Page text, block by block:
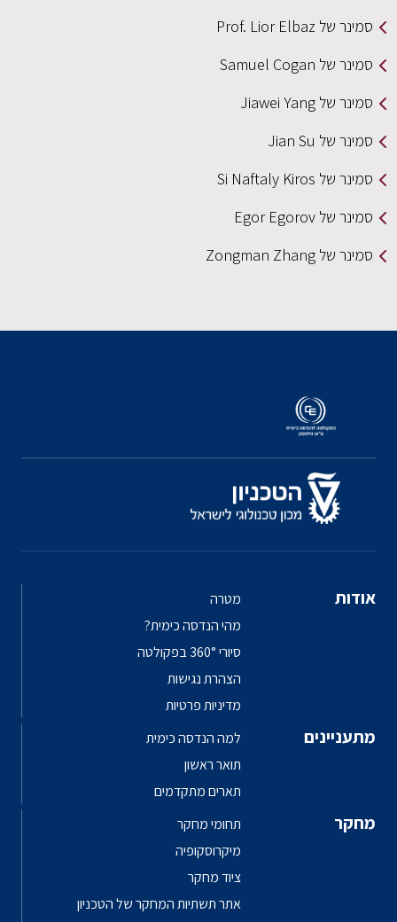
סמינר של Prof. Lior Elbaz
סמינר של Samuel Cogan
סמינר של Jiawei Yang
סמינר של Jian Su
סמינר של Si Naftaly Kiros
סמינר של Egor Egorov
סמינר של Zongman Zhang
אודות
מטרה
מהי הנדסה כימית?
סיורי 360° בפקולטה
הצהרת נגישות
מדיניות פרטיות
מתעניינים
למה הנדסה כימית
תואר ראשון
תארים מתקדמים
מחקר
תחומי מחקר
מיקרוסקופיה
ציוד מחקר
אתר תשתיות המחקר של הטכניון